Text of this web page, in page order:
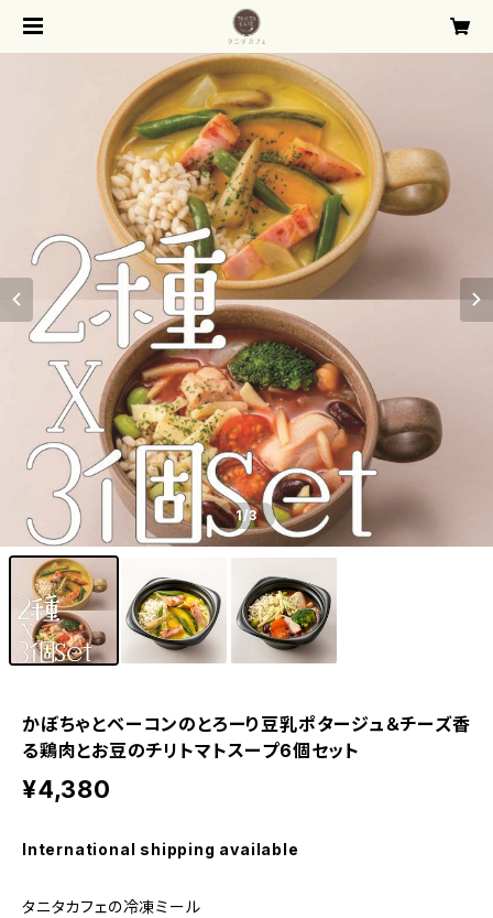
1/3
かぼちゃとベーコンのとろーり豆乳ポタージュ＆チーズ香
る鶏肉とお豆のチリトマトスープ6個セット
¥4,380
International shipping available
タニタカフェの冷凍ミール